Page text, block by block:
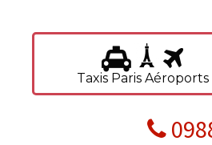
Taxis Paris Aéroports